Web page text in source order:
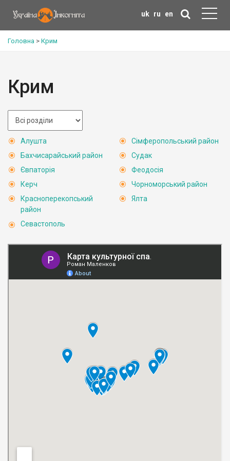
uk ru en
Головна > Крим
Крим
Алушта
Бахчисарайський район
Євпаторія
Керч
Красноперекопський
район
Севастополь
Сімферопольський район
Судак
Феодосія
Чорноморський район
Ялта